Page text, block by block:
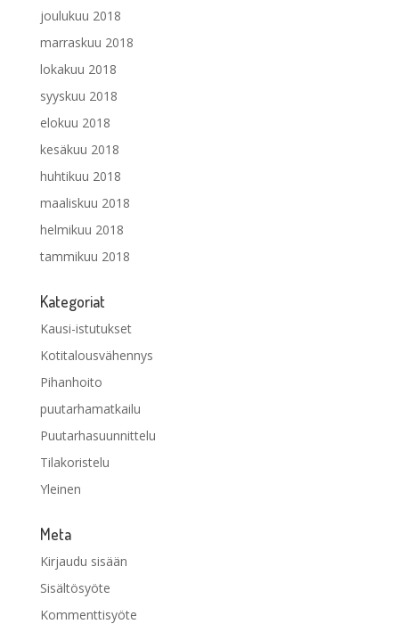
joulukuu 2018
marraskuu 2018
lokakuu 2018
syyskuu 2018
elokuu 2018
kesäkuu 2018
huhtikuu 2018
maaliskuu 2018
helmikuu 2018
tammikuu 2018
Kategoriat
Kausi-istutukset
Kotitalousvähennys
Pihanhoito
puutarhamatkailu
Puutarhasuunnittelu
Tilakoristelu
Yleinen
Meta
Kirjaudu sisään
Sisältösyöte
Kommenttisyöte